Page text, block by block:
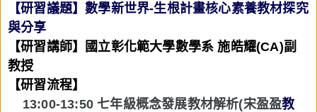
【研習議題】數學新世界-生根計畫核心素養教材探究
與分享
【研習講師】國立彰化範大學數學系 施皓耀(CA)副
教授
【研習流程】
13:00-13:50 七年級概念發展教材解析(宋盈盈教